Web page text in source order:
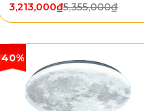
5,355,000₫
3,213,000₫
40%